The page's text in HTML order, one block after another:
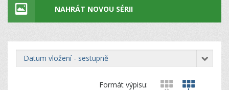
NAHRÁT NOVOU SÉRII
datum vložení - sestupně
Formát výpisu: